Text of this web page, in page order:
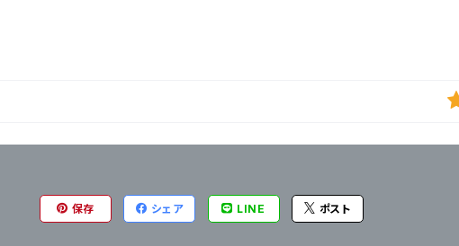
保存 シェア LINE ポスト